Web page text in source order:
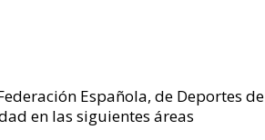
Española, de Deportes de
en las siguientes áreas